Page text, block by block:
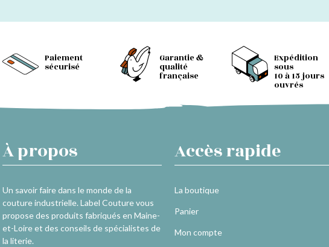
Paiement
sécurisé
Garantie &
qualité
française
Expédition
sous
10 à 15 jours
ouvrés
À propos
Un savoir faire dans le monde de la
couture industrielle. Label Couture vous
propose des produits fabriqués en Maine-
et-Loire et des conseils de spécialistes de
la literie.
Accès rapide
La boutique
Panier
Mon compte